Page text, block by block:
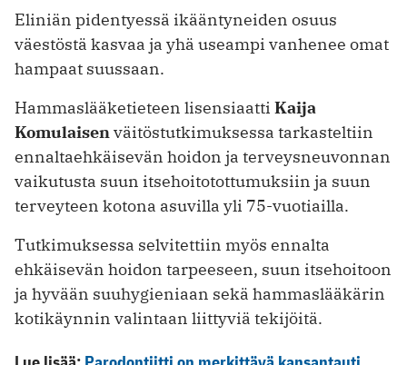
Eliniän pidentyessä ikääntyneiden osuus
väestöstä kasvaa ja yhä useampi vanhenee omat
hampaat suussaan.
Hammaslääketieteen lisensiaatti Kaija
Komulaisenväitöstutkimuksessa tarkasteltiin
ennaltaehkäisevän hoidon ja terveysneuvonnan
vaikutusta suun itsehoitotottumuksiin ja suun
terveyteen kotona asuvilla yli 75-vuotiailla.
Tutkimuksessa selvitettiin myös ennalta
ehkäisevän hoidon tarpeeseen, suun itsehoitoon
ja hyvään suuhygieniaan sekä hammaslääkärin
kotikäynnin valintaan liittyviä tekijöitä.